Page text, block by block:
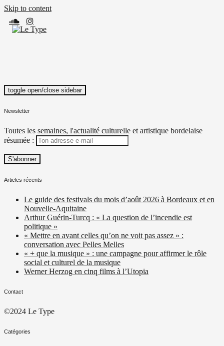
Skip to content
Le Type
Média culturel, indépendant et local.
toggle open/close sidebar
Newsletter
Toutes les semaines, l'actualité culturelle et artistique bordelaise
résumée :
Articles récents
Le guide des festivals du mois d’août 2026 à Bordeaux et en
Nouvelle-Aquitaine
Arthur Guérin-Turcq : « La question de l’incendie est
politique »
« Mettre en avant celles qu’on ne voit pas assez » :
conversation avec Pelles Melles
« + que la musique » : une campagne pour affirmer le rôle
social et culturel de la musique
Werner Herzog en cinq films à l’Utopia
Contact
©2024 Le Type
Catégories